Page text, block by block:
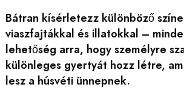
Bátran kísérletezz különböző
viaszfajtákkal és illatokkal –
lehetőség arra, hogy személyre
különleges gyertyát hozz létre,
lesz a húsvéti ünnepnek.